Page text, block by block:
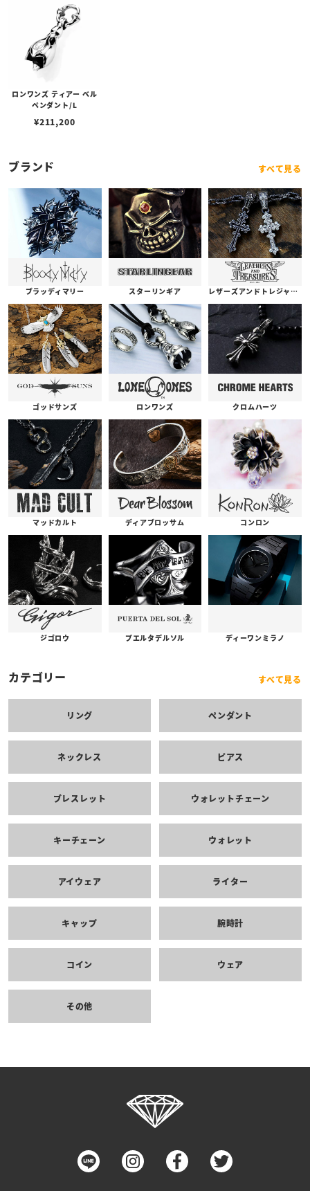
ロンワンズ ティアー ベル
ペンダント/L
¥211,200
ブランド すべて見る
ブラッディマリー スターリンギア レザーズアンドトレジャーズ
ゴッドサンズ ロンワンズ クロムハーツ
マッドカルト ディアブロッサム コンロン
ジゴロウ プエルタデルソル ディーワンミラノ
カテゴリー すべて見る
リング ペンダント
ネックレス ピアス
ブレスレット ウォレットチェーン
キーチェーン ウォレット
アイウェア ライター
キャップ 腕時計
コイン ウェア
その他